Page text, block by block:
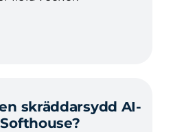
skräddarsydd AI-